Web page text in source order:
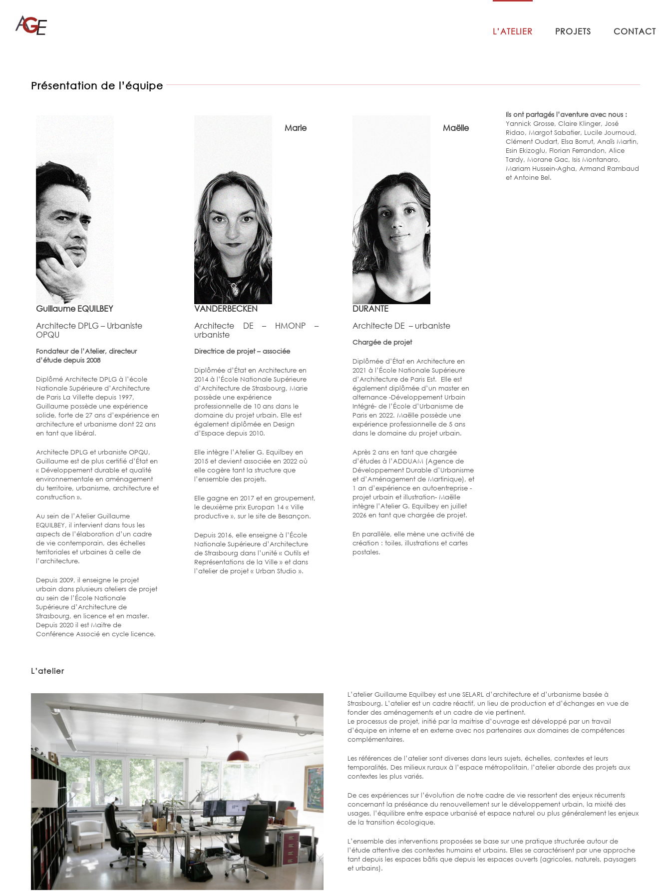
content
L’ATELIER PROJETS CONTACT
Présentation de l’équipe
Guillaume EQUILBEY
Architecte DPLG – Urbaniste
OPQU
Fondateur de l’Atelier, directeur
d’étude depuis 2008
Diplômé Architecte DPLG à l’école
Nationale Supérieure d’Architecture
de Paris La Villette depuis 1997,
Guillaume possède une expérience
solide, forte de 27 ans d’expérience en
architecture et urbanisme dont 22 ans
en tant que libéral.
Architecte DPLG et urbaniste OPQU,
Guillaume est de plus certifié d’État en
« Développement durable et qualité
environnementale en aménagement
du territoire, urbanisme, architecture et
construction ».
Au sein de l’Atelier Guillaume
EQUILBEY, il intervient dans tous les
aspects de l’élaboration d’un cadre
de vie contemporain, des échelles
territoriales et urbaines à celle de
l’architecture.
Depuis 2009, il enseigne le projet
urbain dans plusieurs ateliers de projet
au sein de l’École Nationale
Supérieure d’Architecture de
Strasbourg, en licence et en master.
Depuis 2020 il est Maitre de
Conférence Associé en cycle licence.
Marie
VANDERBECKEN
Architecte DE – HMONP –
urbaniste
Directrice de projet – associée
Diplômée d’État en Architecture en
2014 à l’École Nationale Supérieure
d’Architecture de Strasbourg, Marie
possède une expérience
professionnelle de 10 ans dans le
domaine du projet urbain. Elle est
également diplômée en Design
d’Espace depuis 2010.
Elle intègre l’Atelier G. Equilbey en
2015 et devient associée en 2022 où
elle cogère tant la structure que
l’ensemble des projets.
Elle gagne en 2017 et en groupement,
le deuxième prix Europan 14 « Ville
productive », sur le site de Besançon.
Depuis 2016, elle enseigne à l’École
Nationale Supérieure d’Architecture
de Strasbourg dans l’unité « Outils et
Représentations de la Ville » et dans
l’atelier de projet « Urban Studio ».
Maëlle
DURANTE
Architecte DE – urbaniste
Chargée de projet
Diplômée d’État en Architecture en
2021 à l’École Nationale Supérieure
d’Architecture de Paris Est. Elle est
également diplômée d’un master en
alternance -Développement Urbain
Intégré- de l’École d’Urbanisme de
Paris en 2022. Maëlle possède une
expérience professionnelle de 5 ans
dans le domaine du projet urbain.
Après 2 ans en tant que chargée
d’études à l’ADDUAM (Agence de
Développement Durable d’Urbanisme
et d’Aménagement de Martinique), et
1 an d’expérience en autoentreprise -
projet urbain et illustration- Maëlle
intègre l’Atelier G. Equilbey en juillet
2026 en tant que chargée de projet.
En parallèle, elle mène une activité de
création : toiles, illustrations et cartes
postales.
Ils ont partagés l’aventure avec nous :
Yannick Grosse, Claire Klinger, José
Ridao, Margot Sabatier, Lucile Journoud,
Clément Oudart, Elsa Borrut, Anaïs Martin,
Esin Ekizoglu, Florian Ferrandon, Alice
Tardy, Morane Gac, Isis Montanaro,
Mariam Hussein-Agha, Armand Rambaud
et Antoine Bel.
L’atelier
L’atelier Guillaume Equilbey est une SELARL d’architecture et d’urbanisme basée à
Strasbourg. L’atelier est un cadre réactif, un lieu de production et d’échanges en vue de
fonder des aménagements et un cadre de vie pertinent.
Le processus de projet, initié par la maitrise d’ouvrage est développé par un travail
d’équipe en interne et en externe avec nos partenaires aux domaines de compétences
complémentaires.
Les références de l’atelier sont diverses dans leurs sujets, échelles, contextes et leurs
temporalités. Des milieux ruraux à l’espace métropolitain, l’atelier aborde des projets aux
contextes les plus variés.
De ces expériences sur l’évolution de notre cadre de vie ressortent des enjeux récurrents
concernant la préséance du renouvellement sur le développement urbain, la mixité des
usages, l’équilibre entre espace urbanisé et espace naturel ou plus généralement les enjeux
de la transition écologique.
L’ensemble des interventions proposées se base sur une pratique structurée autour de
l’étude attentive des contextes humains et urbains. Elles se caractérisent par une approche
tant depuis les espaces bâtis que depuis les espaces ouverts (agricoles, naturels, paysagers
et urbains).